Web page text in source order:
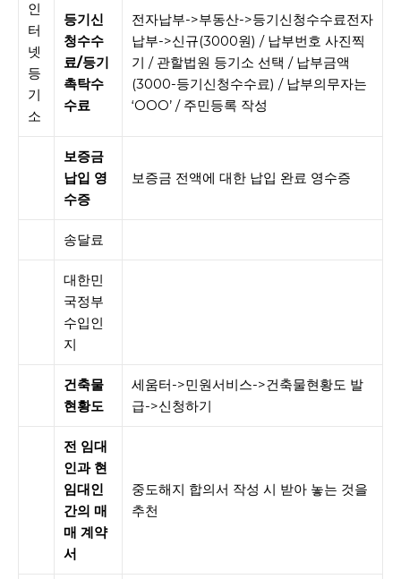
인
터
넷
등
기
소
등기신
청수수
료/등기
촉탁수
수료
전자납부->부동산->등기신청수수료전자
납부->신규(3000원) / 납부번호 사진찍
기 / 관할법원 등기소 선택 / 납부금액
(3000-등기신청수수료) / 납부의무자는
‘OOO’ / 주민등록 작성
보증금
납입 영
수증
보증금 전액에 대한 납입 완료 영수증
송달료
대한민
국정부
수입인
지
건축물
현황도
세움터->민원서비스->건축물현황도 발
급->신청하기
전 임대
인과 현
임대인
간의 매
매 계약
서
중도해지 합의서 작성 시 받아 놓는 것을
추천